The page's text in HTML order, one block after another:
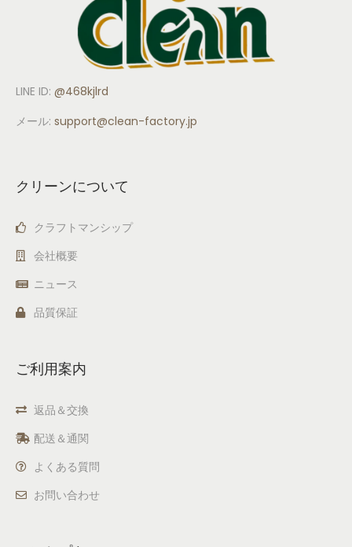
LINE ID: @468kjlrd
メール: support@clean-factory.jp
クリーンについて
クラフトマンシップ
会社概要
ニュース
品質保証
ご利用案内
返品＆交換
配送＆通関
よくある質問
お問い合わせ